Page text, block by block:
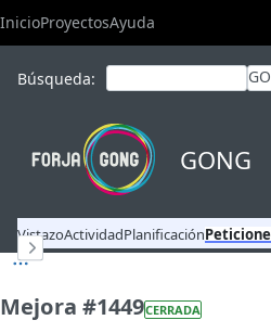
InicioProyectosAyuda
Búsqueda:
GONG
VistazoActividadPlanificación
Mejora #1449CERRADA